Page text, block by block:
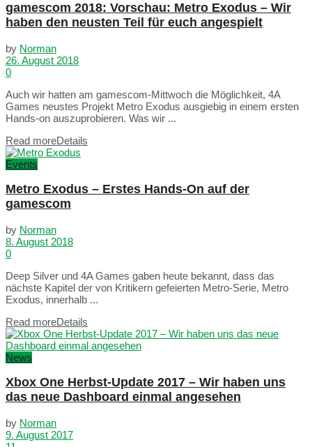
gamescom 2018: Vorschau: Metro Exodus – Wir
haben den neusten Teil für euch angespielt
by Norman
26. August 2018
0
Auch wir hatten am gamescom-Mittwoch die Möglichkeit, 4A
Games neustes Projekt Metro Exodus ausgiebig in einem ersten
Hands-on auszuprobieren. Was wir ...
Read moreDetails
Events
Metro Exodus – Erstes Hands-On auf der
gamescom
by Norman
8. August 2018
0
Deep Silver und 4A Games gaben heute bekannt, dass das
nächste Kapitel der von Kritikern gefeierten Metro-Serie, Metro
Exodus, innerhalb ...
Read moreDetails
News
Xbox One Herbst-Update 2017 – Wir haben uns
das neue Dashboard einmal angesehen
by Norman
9. August 2017